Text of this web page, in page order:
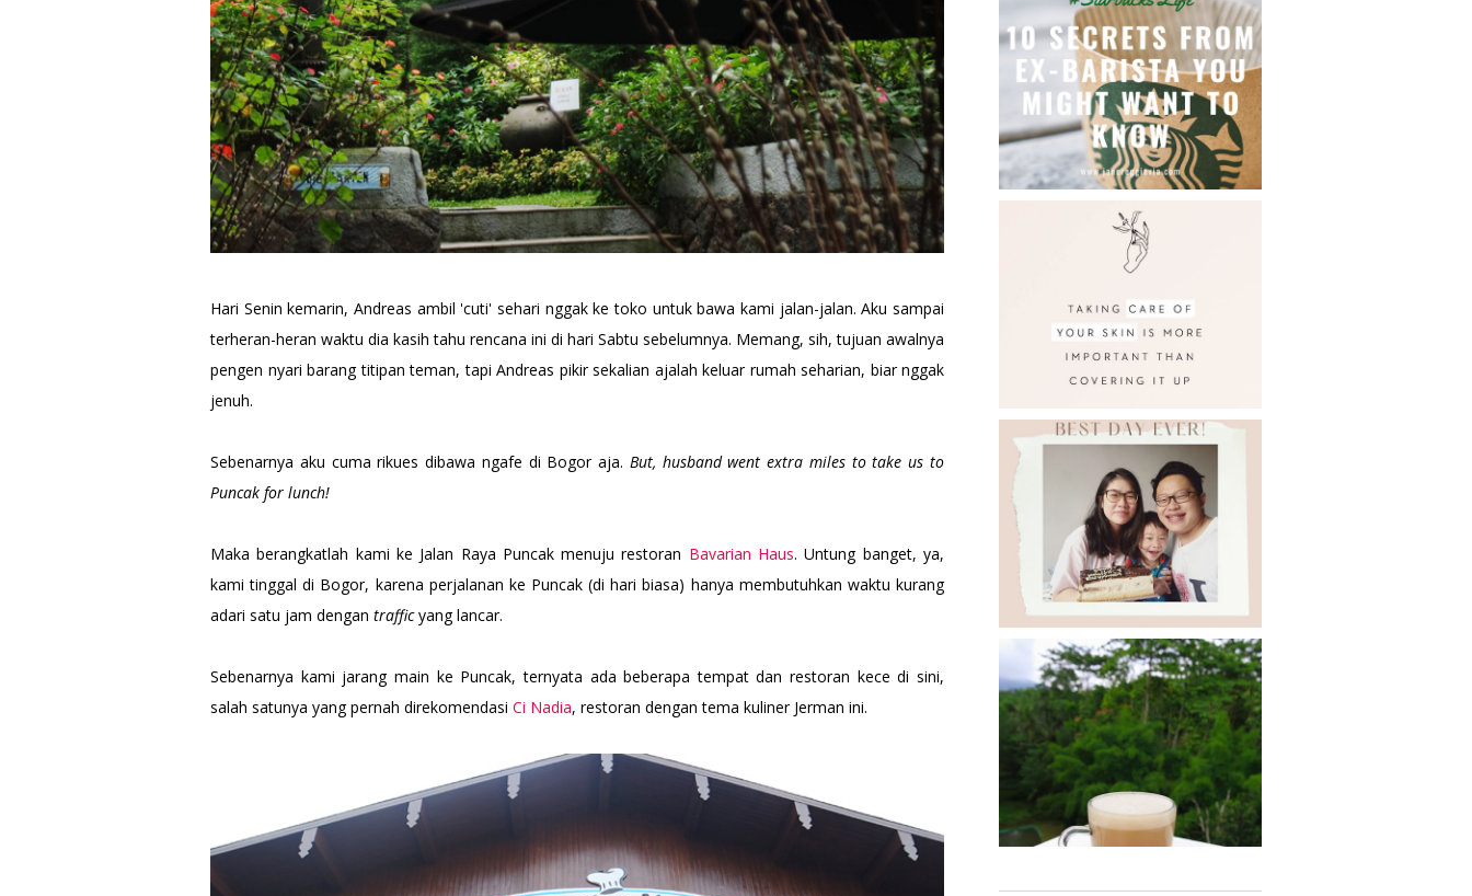
Hari Senin kemarin, Andreas ambil 'cuti' sehari nggak ke toko untuk bawa kami jalan-jalan. Aku sampai
terheran-heran waktu dia kasih tahu rencana ini di hari Sabtu sebelumnya. Memang, sih, tujuan awalnya
pengen nyari barang titipan teman, tapi Andreas pikir sekalian ajalah keluar rumah seharian, biar nggak
jenuh.
Sebenarnya aku cuma rikues dibawa ngafe di Bogor aja. But, husband went extra miles to take us to
Puncak for lunch!
Maka berangkatlah kami ke Jalan Raya Puncak menuju restoran Bavarian Haus. Untung banget, ya,
kami tinggal di Bogor, karena perjalanan ke Puncak (di hari biasa) hanya membutuhkan waktu kurang
adari satu jam dengan trafficyang lancar.
Sebenarnya kami jarang main ke Puncak, ternyata ada beberapa tempat dan restoran kece di sini,
salah satunya yang pernah direkomendasi Ci Nadia, restoran dengan tema kuliner Jerman ini.